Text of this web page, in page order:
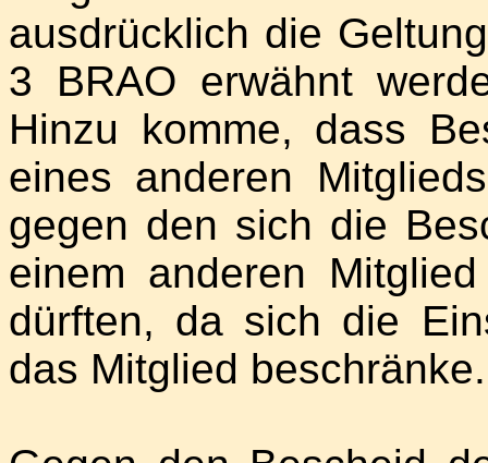
ausdrücklich die
3 BRAO erwähnt
Hinzu komme, dass
eines anderen
gegen den sich die
einem anderen
dürften, da sich die
das Mitglied beschränke.